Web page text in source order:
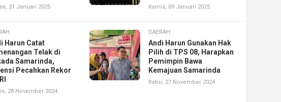
21 Januari 2025 Kamis, 09 Januari 2025
Harun Catat
Telak di
Samarinda,
Pecahkan Rekor
28 November 2024
DAERAH
Andi Harun Gunakan Hak
Pilih di TPS 08, Harapkan
Pemimpin Bawa
Kemajuan Samarinda
Rabu, 27 November 2024